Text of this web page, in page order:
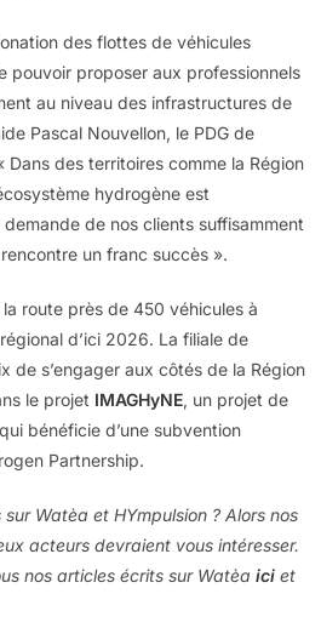
des flottes de véhicules
pouvoir proposer aux professionnels
au niveau des infrastructures de
Pascal Nouvellon, le PDG de
Dans des territoires comme la Région
hydrogène est
de nos clients suffisamment
un franc succès ».
route près de 450 véhicules à
d’ici 2026. La filiale de
de s’engager aux côtés de la Région
le projet IMAGHyNE, un projet de
bénéficie d’une subvention
Partnership.
Watèa et HYmpulsion ? Alors nos
acteurs devraient vous intéresser.
nos articles écrits sur Watèa ici et